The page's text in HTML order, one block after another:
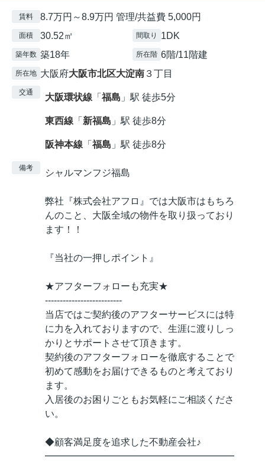
賃料 8.7万円～8.9万円 管理/共益費 5,000円
面積 30.52㎡ 間取り 1DK
築年数 築18年 所在階 6階/11階建
所在地 大阪府大阪市北区大淀南 ３丁目
交通 大阪環状線 「 福島 」駅 徒歩5分
東西線 「 新福島 」駅 徒歩8分
阪神本線 「 福島 」駅 徒歩8分
備考 シャルマンフジ福島
弊社『株式会社アフロ』では大阪市はもちろ
んのこと、大阪全域の物件を取り扱っており
ます！！
『当社の一押しポイント』
★アフターフォローも充実★
--------------------------
当店ではご契約後のアフターサービスには特
に力を入れておりますので、生涯に渡りしっ
かりとサポートさせて頂きます。
契約後のアフターフォローを徹底することで
初めて感動をお届けできるものと考えており
ます。
入居後のお困りごともお気軽にご相談くださ
い。
◆顧客満足度を追求した不動産会社♪
━━━━━━━━━━━━━━━━━━━━